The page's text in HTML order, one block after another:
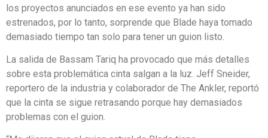
los proyectos anunciados en ese evento ya han sido
estrenados, por lo tanto, sorprende que Blade haya tomado
demasiado tiempo tan solo para tener un guion listo.
La salida de Bassam Tariq ha provocado que más detalles
sobre esta problemática cinta salgan a la luz. Jeff Sneider,
reportero de la industria y colaborador de The Ankler, reportó
que la cinta se sigue retrasando porque hay demasiados
problemas con el guion.